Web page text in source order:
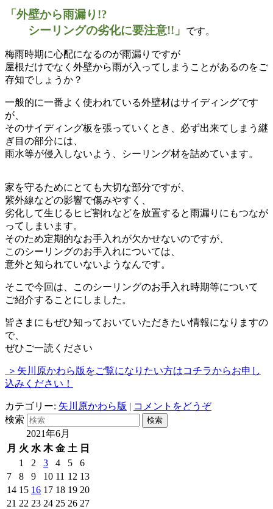
「外壁から雨漏り!?
シーリングの劣化に要注意!!」
です。
梅雨時期に心配になるのが雨漏りですが
屋根だけでなく外壁から雨が入ってしまうことがあるのをご
存知でしょうか？
一般的に一番よく使われている外壁材はサイディングです
が、
そのサイディング板を張っていくとき、必ず出来てしまう継
ぎ目の部分には、
雨水等が侵入しないよう、シーリング材を詰めています。
家を守るためにとても大切な部分ですが、
紫外線などの影響で傷みやすく、
劣化して生じるヒビ割れなどを放置すると雨漏りにもつなが
ってしまいます。
そのため定期的なお手入れが欠かせないのですが、
このシーリングのお手入れについては、
意外と知られていないようなんです。
そこで今回は、このシーリングのお手入れ時期等について
ご紹介することにしました。
皆さまにもぜひ知っておいていただきたい情報になりますの
で、
ぜひご一読ください
＞矢川原かわら版をご覧になりたい方はコチラからお申し
込みください！
カテゴリー: 矢川原かわら版 | コメントをどうぞ
検索
2021年6月
月 火 水 木 金 土 日
1
2 3 4 5
6
7
8 9 10 11 12 13
14 15 16 17 18 19 20
21 22 23 24 25 26 27